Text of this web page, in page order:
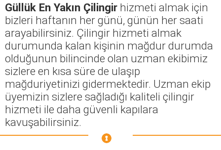
Güllük En Yakın Çilingir hizmeti almak için
bizleri haftanın her günü, günün her saati
arayabilirsiniz. Çilingir hizmeti almak
durumunda kalan kişinin mağdur durumda
olduğunun bilincinde olan uzman ekibimiz
sizlere en kısa süre de ulaşıp
mağduriyetinizi gidermektedir. Uzman ekip
üyemizin sizlere sağladığı kaliteli çilingir
hizmeti ile daha güvenli kapılara
kavuşabilirsiniz.